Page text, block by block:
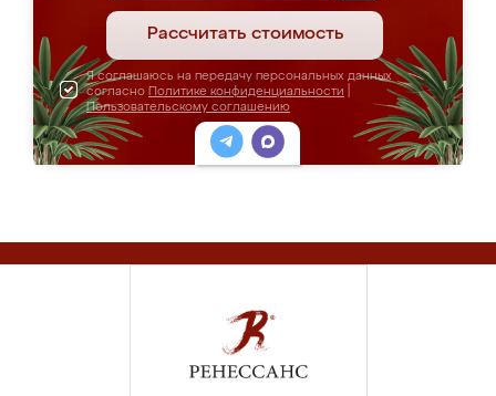
Рассчитать стоимость
Я соглашаюсь на передачу персональных данных
согласно Политике конфиденциальности
Пользовательскому соглашению